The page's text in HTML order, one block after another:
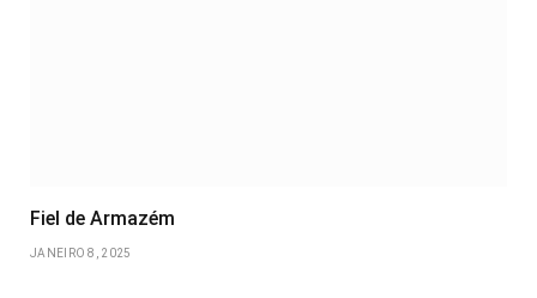
Fiel de Armazém
JANEIRO 8, 2025